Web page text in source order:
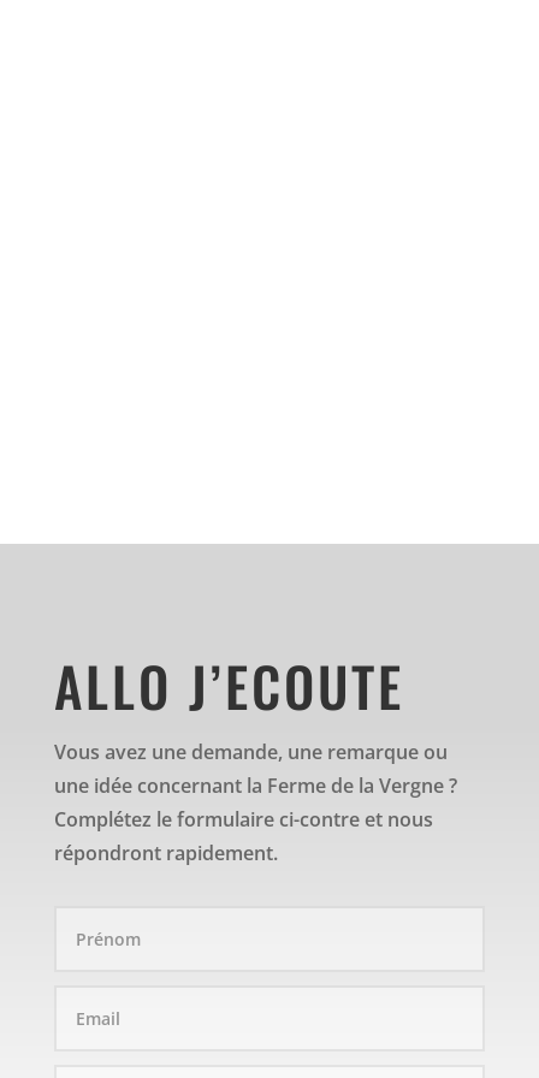
ALLO J’ECOUTE
Vous avez une demande, une remarque ou
une idée concernant la Ferme de la Vergne ?
Complétez le formulaire ci-contre et nous
répondront rapidement.